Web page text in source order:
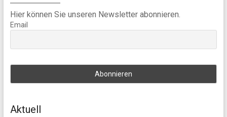
Hier können Sie unseren Newsletter abonnieren.
Email
Aktuell